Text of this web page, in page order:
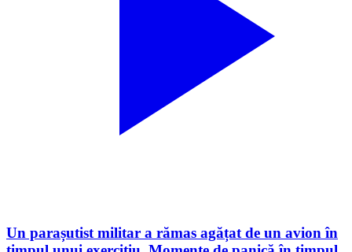
Un parașutist militar a rămas agățat de un avion în